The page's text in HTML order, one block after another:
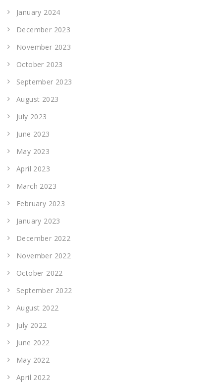
January 2024
December 2023
November 2023
October 2023
September 2023
August 2023
July 2023
June 2023
May 2023
April 2023
March 2023
February 2023
January 2023
December 2022
November 2022
October 2022
September 2022
August 2022
July 2022
June 2022
May 2022
April 2022